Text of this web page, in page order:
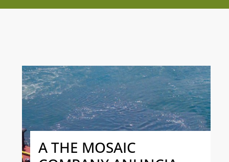
A THE MOSAIC